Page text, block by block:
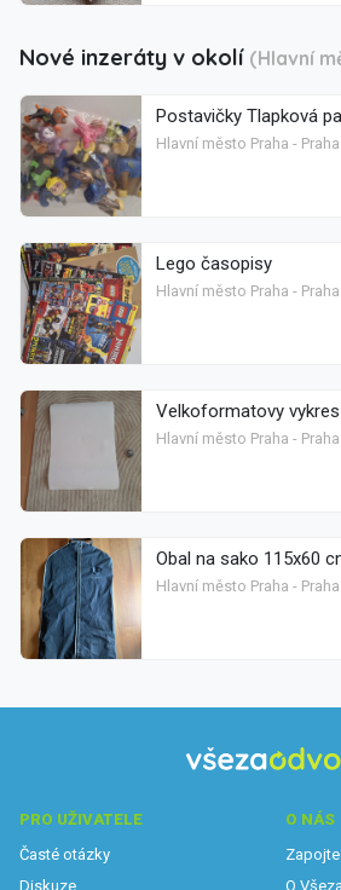
Nové inzeráty v okolí (Hlavní
Postavičky Tlapková
Hlavní město Praha - Praha
Lego časopisy
Hlavní město Praha - Praha
Velkoformatovy
Hlavní město Praha -
Obal na sako 115x60
Hlavní město Praha -
PRO UŽIVATELE
Časté otázky
Diskuze
O NÁS
Zapojte
O